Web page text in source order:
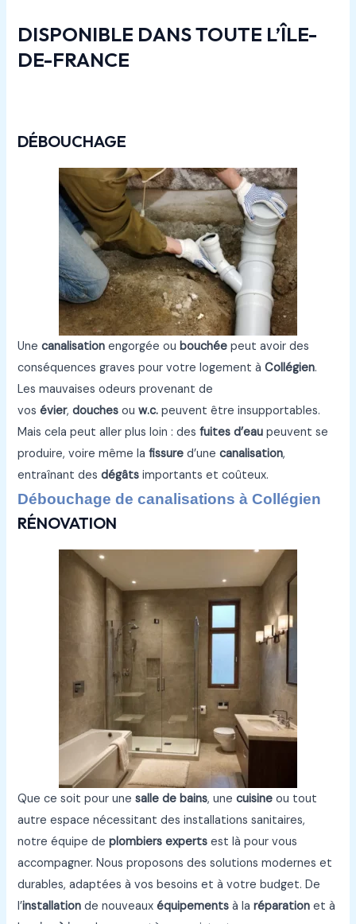
DISPONIBLE DANS TOUTE L’ÎLE-
DE-FRANCE
DÉBOUCHAGE
Unecanalisation engorgée oubouchée peut avoir des
conséquences graves pour votre logement àCollégien.
Les mauvaises odeurs provenant de
vosévier,douches ouw.c. peuvent être insupportables.
Mais cela peut aller plus loin : desfuites d’eau peuvent se
produire, voire même lafissure d’unecanalisation,
entraînant desdégâts importants et coûteux.
Débouchage de canalisations à Collégien
RÉNOVATION
Que ce soit pour unesalle de bains, unecuisine ou tout
autre espace nécessitant des installations sanitaires,
notre équipe deplombiers experts est là pour vous
accompagner. Nous proposons des solutions modernes et
durables, adaptées à vos besoins et à votre budget. De
l’installation de nouveauxéquipements à laréparation et à